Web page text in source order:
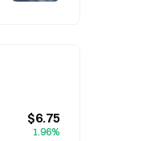
$6.75
1.96%